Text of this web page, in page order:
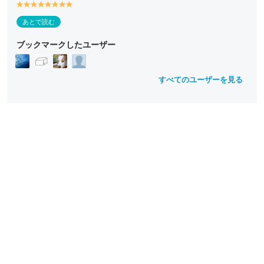
y
e
ll
w
y
e
ll
o
w
y
e
ll
w
y
e
ll
w
y
e
ll
w
y
e
ll
w
y
e
ll
w w
あとで読む
ブックマークしたユーザー
すべてのユーザーを見る